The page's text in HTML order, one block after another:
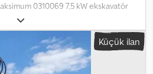
0310069 7,5 kW ekskavatör
CE 288x88x223 cm 179 cm kazma
Kova, Kova kapasitesi: 0,06 m³
cm lastik palet tahrik sistemi,
genişlik, 360° dönüş yarıçapı
Küçük ilan